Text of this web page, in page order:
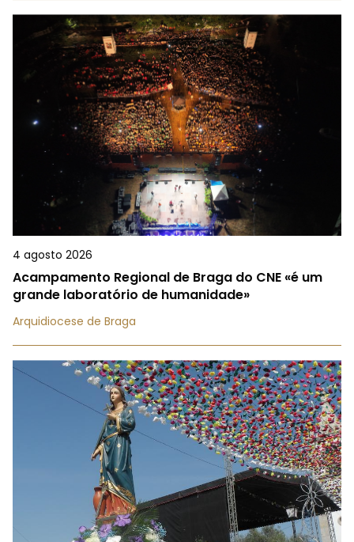
4 agosto 2026
Acampamento Regional de Braga do CNE «é um
grande laboratório de humanidade»
Arquidiocese de Braga